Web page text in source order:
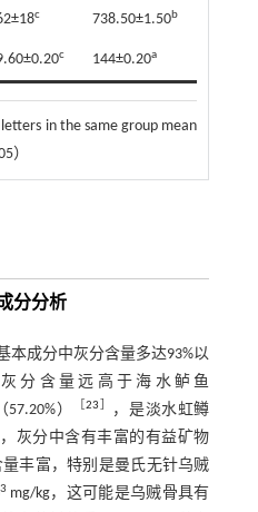
c 738.50±1.50b
c 144±0.20a
in the same group mean
）
分分析
本成分中灰分含量多达93%以
分含量远高于海水鲈鱼
） ［23
，是淡水虹鳟
灰分中含有丰富的有益矿物
量丰富，特别是曼氏无针乌贼
3 mg/kg，这可能是乌贼骨具有